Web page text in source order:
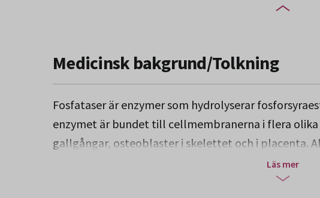
Medicinsk bakgrund/Tolkning
Fosfataser är enzymer som hydrolyserar
enzymet är bundet till cellmembranerna i flera
gallgångar, osteoblaster i skelettet och i placenta.
huvudsakligen från gallgångarna hos vuxna och
Förhöjda värden ses vid gallvägsobstruktion, där
Läs mer